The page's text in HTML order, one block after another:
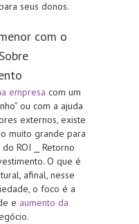
seus donos.
com o
empresa com um
ou com a ajuda
externos, existe
muito grande para
ROI ⎯ Retorno
O que é
afinal, nesse
o foco é a
e aumento da